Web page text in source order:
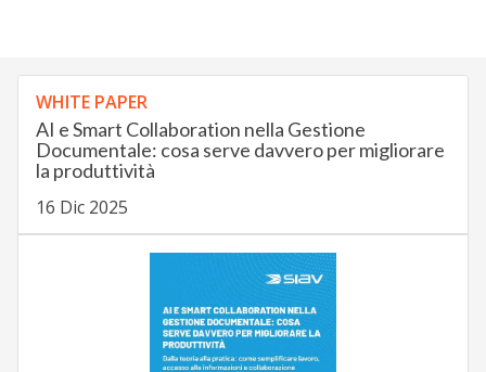
WHITE PAPER
AI e Smart Collaboration nella Gestione
Documentale: cosa serve davvero per migliorare
la produttività
16 Dic 2025